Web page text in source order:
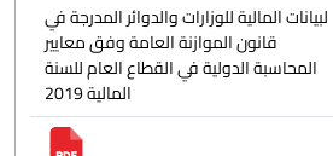
لبيانات المالية للوزارات والدوائر المدرجة في
قانون الموازنة العامة وفق معايير
المحاسبة الدولية في القطاع العام للسنة
المالية 2019